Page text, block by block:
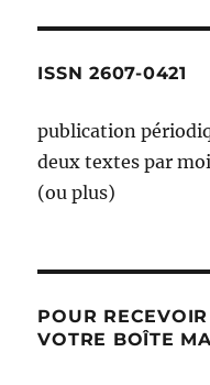
ISSN 2607-0421
publication
deux textes par
(ou plus)
POUR
VOTRE BOÎTE